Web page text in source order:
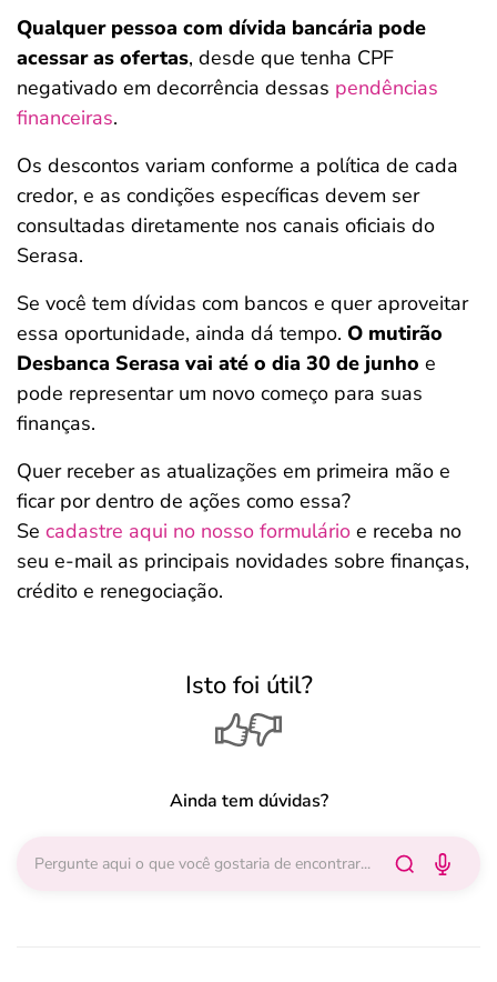
Qualquer pessoa com dívida bancária pode
acessar as ofertas, desde que tenha CPF
negativado em decorrência dessas pendências
financeiras.
Os descontos variam conforme a política de cada
credor, e as condições específicas devem ser
consultadas diretamente nos canais oficiais do
Serasa.
Se você tem dívidas com bancos e quer aproveitar
essa oportunidade, ainda dá tempo. O mutirão
Desbanca Serasa vai até o dia 30 de junho e
pode representar um novo começo para suas
finanças.
Quer receber as atualizações em primeira mão e
ficar por dentro de ações como essa?
Se cadastre aqui no nosso formulário e receba no
seu e-mail as principais novidades sobre finanças,
crédito e renegociação.
Isto foi útil?
Ainda tem dúvidas?